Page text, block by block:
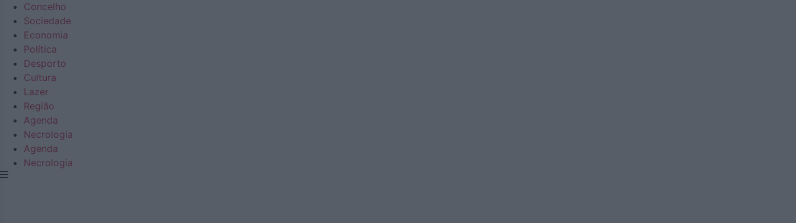
Concelho
Sociedade
Economia
Política
Desporto
Cultura
Lazer
Região
Agenda
Necrologia
Agenda
Necrologia